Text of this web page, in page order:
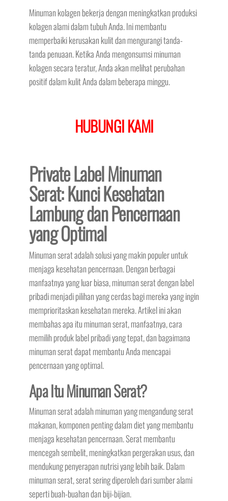
Minuman kolagen bekerja dengan meningkatkan produksi
kolagen alami dalam tubuh Anda. Ini membantu
memperbaiki kerusakan kulit dan mengurangi tanda-
tanda penuaan. Ketika Anda mengonsumsi minuman
kolagen secara teratur, Anda akan melihat perubahan
positif dalam kulit Anda dalam beberapa minggu.
HUBUNGI KAMI
Private Label Minuman
Serat: Kunci Kesehatan
Lambung dan Pencernaan
yang Optimal
Minuman serat adalah solusi yang makin populer untuk
menjaga kesehatan pencernaan. Dengan berbagai
manfaatnya yang luar biasa, minuman serat dengan label
pribadi menjadi pilihan yang cerdas bagi mereka yang ingin
memprioritaskan kesehatan mereka. Artikel ini akan
membahas apa itu minuman serat, manfaatnya, cara
memilih produk label pribadi yang tepat, dan bagaimana
minuman serat dapat membantu Anda mencapai
pencernaan yang optimal.
Apa Itu Minuman Serat?
Minuman serat adalah minuman yang mengandung serat
makanan, komponen penting dalam diet yang membantu
menjaga kesehatan pencernaan. Serat membantu
mencegah sembelit, meningkatkan pergerakan usus, dan
mendukung penyerapan nutrisi yang lebih baik. Dalam
minuman serat, serat sering diperoleh dari sumber alami
seperti buah-buahan dan biji-bijian.